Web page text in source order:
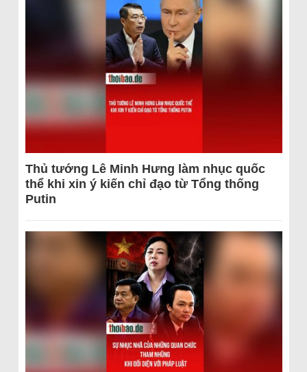
Thủ tướng Lê Minh Hưng làm nhục quốc
thể khi xin ý kiến chỉ đạo từ Tổng thống
Putin